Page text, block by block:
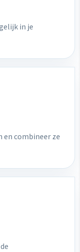
in je
en combineer ze